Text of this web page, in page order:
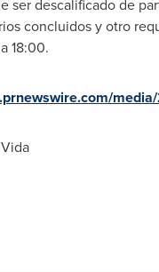
ser descalificado de
concluidos y otro
18:00.